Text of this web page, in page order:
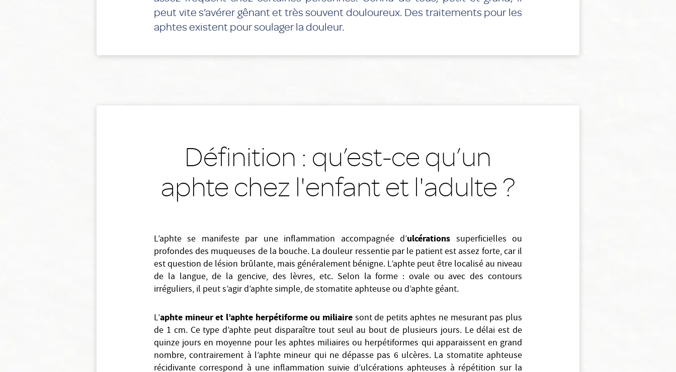
peut vite s’avérer gênant et très souvent douloureux. Des traitements pour les
aphtes existent pour soulager la douleur.
Définition : qu’est-ce qu’un
aphte chez l'enfant et l'adulte ?
L’aphte se manifeste par une inflammation accompagnée d’ulcérations superficielles ou
profondes des muqueuses de la bouche. La douleur ressentie par le patient est assez forte, car il
est question de lésion brûlante, mais généralement bénigne. L’aphte peut être localisé au niveau
de la langue, de la gencive, des lèvres, etc. Selon la forme : ovale ou avec des contours
irréguliers, il peut s’agir d’aphte simple, de stomatite aphteuse ou d’aphte géant.
L’aphte mineur et l’aphte herpétiforme ou miliairesont de petits aphtes ne mesurant pas plus
de 1 cm. Ce type d’aphte peut disparaître tout seul au bout de plusieurs jours. Le délai est de
quinze jours en moyenne pour les aphtes miliaires ou herpétiformes qui apparaissent en grand
nombre, contrairement à l’aphte mineur qui ne dépasse pas 6 ulcères. La stomatite aphteuse
récidivante correspond à une inflammation suivie d’ulcérations aphteuses à répétition sur la